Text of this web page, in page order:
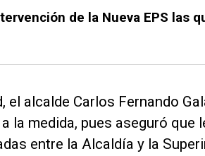
de la Nueva EPS las
el alcalde Carlos Fernando
la medida, pues aseguró que
entre la Alcaldía y la